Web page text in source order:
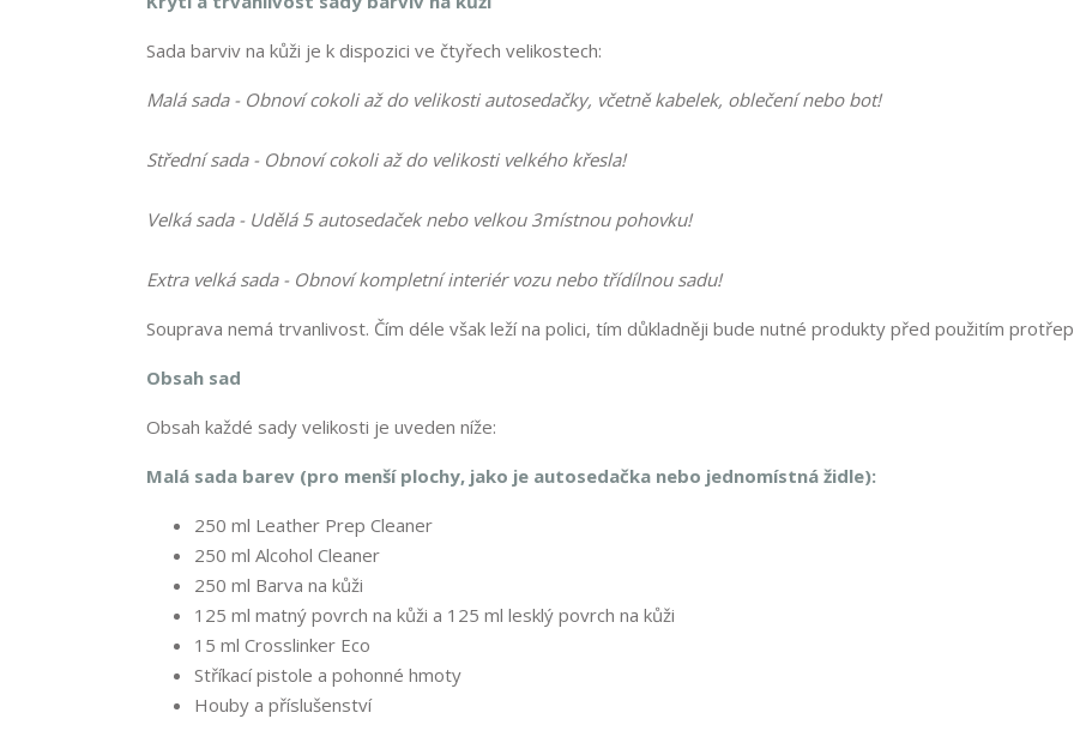
Sada barviv na kůži je k dispozici ve čtyřech velikostech:
Malá sada - Obnoví cokoli až do velikosti autosedačky, včetně kabelek, oblečení nebo bot!
Střední sada - Obnoví cokoli až do velikosti velkého křesla!
Velká sada - Udělá 5 autosedaček nebo velkou 3místnou pohovku!
Extra velká sada - Obnoví kompletní interiér vozu nebo třídílnou sadu!
Souprava nemá trvanlivost. Čím déle však leží na polici, tím důkladněji bude nutné produkty před použitím
Obsah sad
Obsah každé sady velikosti je uveden níže:
Malá sada barev (pro menší plochy, jako je autosedačka nebo jednomístná židle):
250 ml Leather Prep Cleaner
250 ml Alcohol Cleaner
250 ml Barva na kůži
125 ml matný povrch na kůži a 125 ml lesklý povrch na kůži
15 ml Crosslinker Eco
Stříkací pistole a pohonné hmoty
Houby a příslušenství